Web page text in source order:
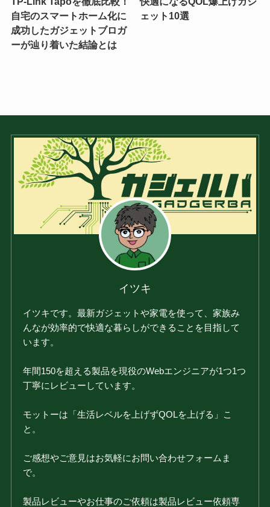
自宅のスマートホーム化に
成功したガジェットブロガ
ーが辿り着いた結論とは
ェット10選
イツキ
イツキです。最新ガジェットや家電を使って、家族み
んなが効率的で快適な暮らしができることを目指して
います。
年間150を超える製品を現役のWebエンジニアが1つ1つ
丁寧にレビューしています。
モットーは「生活レベルを上げずQOLを上げる」こ
と。
ご感想やご意見はお気軽にお問い合わせフォームま
で。
製品レビューやお仕事のご依頼は製品レビュー依頼専